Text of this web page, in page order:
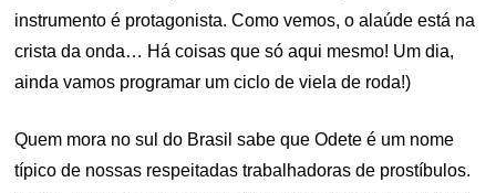
instrumento é protagonista. Como vemos, o alaúde está na
crista da onda… Há coisas que só aqui mesmo! Um dia,
ainda vamos programar um ciclo de viela de roda!)
Quem mora no sul do Brasil sabe que Odete é um nome
típico de nossas respeitadas trabalhadoras de prostíbulos.